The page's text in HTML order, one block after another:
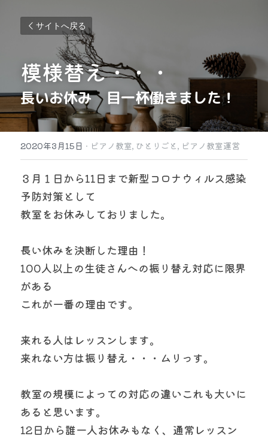
サイトへ戻る
模様替え・・・
長いお休み　目一杯働きました！
2020年3月15日 · ピアノ教室, ひとりごと, ピアノ教室運営
３月１日から11日まで新型コロナウィルス感染
予防対策として
教室をお休みしておりました。
長い休みを決断した理由！
100人以上の生徒さんへの振り替え対応に限界
がある
これが一番の理由です。
来れる人はレッスンします。
来れない方は振り替え・・・ムリっす。
教室の規模によっての対応の違いこれも大いに
あると思います。
12日から誰一人お休みもなく、通常レッスン